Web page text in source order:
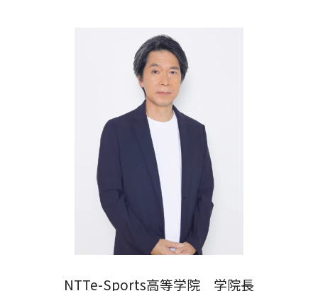
NTTe-Sports高等学院 学院長